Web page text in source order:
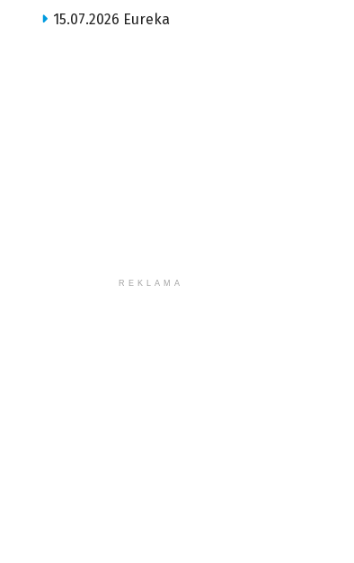
15.07.2026 Eureka
REKLAMA